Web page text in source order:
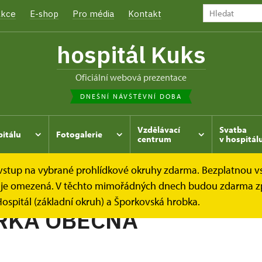
E-shop Pro média Kontakt
hospitál Kuks
oficiální webová prezentace
DNEŠNÍ NÁVŠTĚVNÍ DOBA
Fotogalerie
Vzdělávací
centrum
Svatba
v
na vybrané prohlídkové okruhy zdarma. Bezplatnou
omezená. V těchto mimořádných dnech budou zdarma
(základní okruh) a Šporkovská hrobka.
Kukský herbář - aneb co u nás roste...
OBECNÁ